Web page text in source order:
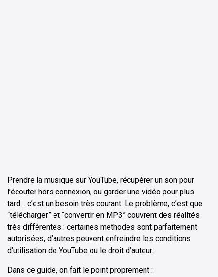
Prendre la musique sur YouTube, récupérer un son pour
l’écouter hors connexion, ou garder une vidéo pour plus
tard… c’est un besoin très courant. Le problème, c’est que
“télécharger” et “convertir en MP3” couvrent des réalités
très différentes : certaines méthodes sont parfaitement
autorisées, d’autres peuvent enfreindre les conditions
d’utilisation de YouTube ou le droit d’auteur.
Dans ce guide, on fait le point proprement :